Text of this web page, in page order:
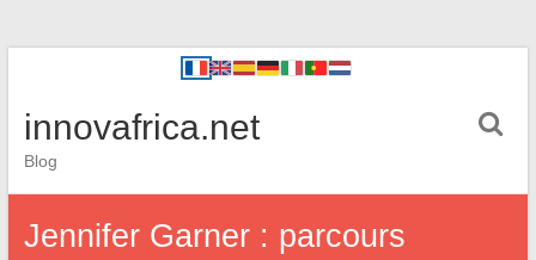
innovafrica.net
Blog
Jennifer Garner : parcours